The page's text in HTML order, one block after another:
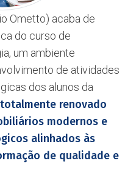
Ometto) acaba de
do curso de
um ambiente
de atividades
dos alunos da
renovado
modernos e
alinhados às
de qualidade e